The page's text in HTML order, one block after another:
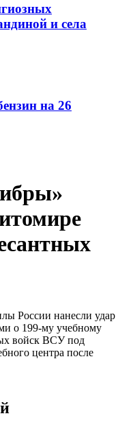
и села
на 26
России нанесли удар
о 199-му учебному
войск ВСУ под
центра после